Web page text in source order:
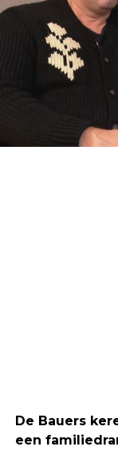
De Bauers
een